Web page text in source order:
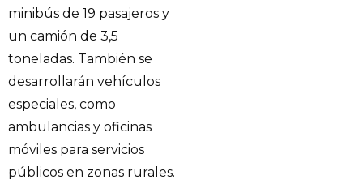
minibús de 19 pasajeros y
un camión de 3,5
toneladas. También se
desarrollarán vehículos
especiales, como
ambulancias y oficinas
móviles para servicios
públicos en zonas rurales.